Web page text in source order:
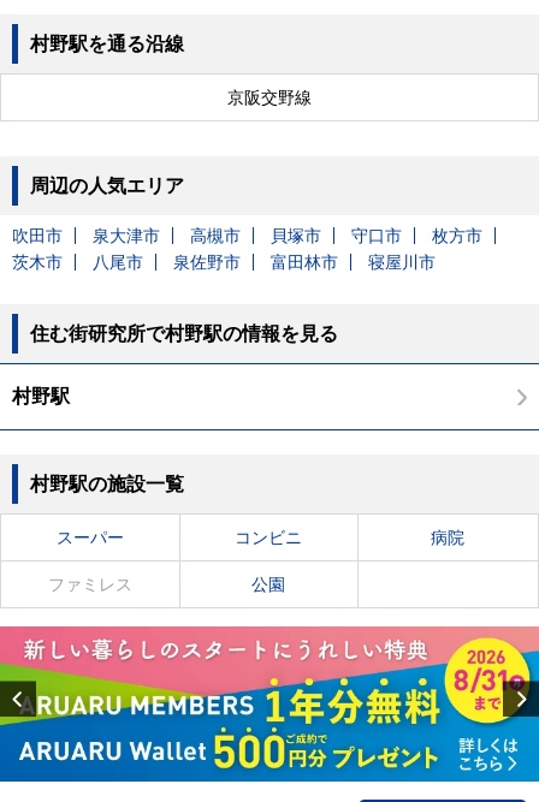
村野駅を通る沿線
京阪交野線
周辺の人気エリア
吹田市 泉大津市 高槻市 貝塚市 守口市
枚方市
茨木市
八尾市 泉佐野市 富田林市 寝屋川市
住む街研究所で村野駅の情報を見る
村野駅
村野駅の施設一覧
スーパー コンビニ 病院
ファミレス 公園
Previous